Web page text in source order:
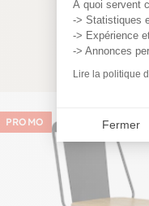
À quoi servent
-> Statistiques
-> Expérience
-> Annonces
Lire la politique
Fermer
PROMO